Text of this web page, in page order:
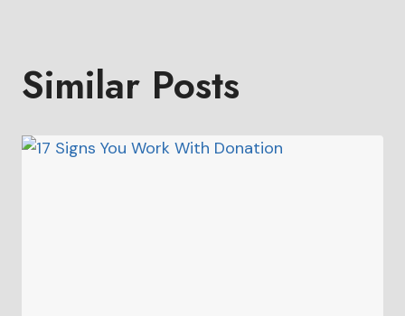
Similar Posts